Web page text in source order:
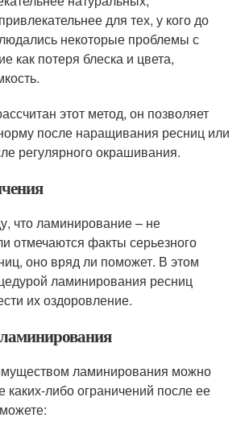
для тех, у кого до
некоторые проблемы с
как потеря блеска и цвета,
этот метод, он позволяет
после наращивания ресниц или
регулярного окрашивания.
что ламинирование – не
отмечаются факты серьезного
оно вряд ли поможет. В этом
ламинирования ресниц
их оздоровление.
ламинирования можно
каких-либо ограничений после ее